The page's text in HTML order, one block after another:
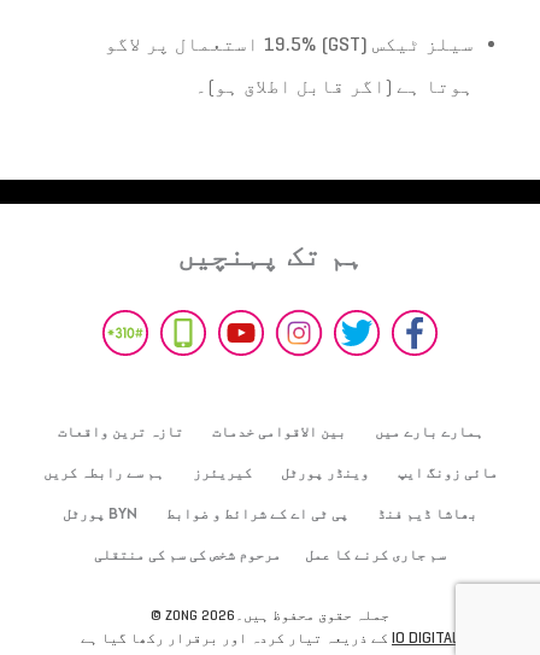
سیلز ٹیکس (GST)
19.5% استعمال پر لاگو
ہوتا ہے (اگر قابل اطلاق ہو)۔
ہم تک پہنچیں
ہمارے بارے میں بین الاقوامی خدمات تازہ ترین واقعات
مائی زونگ ایپ وینڈر پورٹل کیریئرز ہم سے رابطہ کریں
بھاشا ڈیم فنڈ پی ٹی اے کے شرائط و ضوابط BYN پورٹل
سم جاری کرنے کا عمل مرحوم شخص کی سم کی منتقلی
© ZONG 2026جملہ حقوق محفوظ ہیں۔
IO DIGITAL